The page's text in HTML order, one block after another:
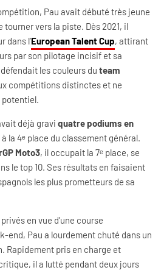
Pau avait débuté très jeune
tourner vers la piste. Dès 2021, il
dans l’European Talent Cup, attirant
par son pilotage incisif et sa
les couleurs du team
compétitions distinctes et ne
potentiel.
déjà gravi quatre podiums en
la 4ᵉ place du classement général.
Moto3, il occupait la 7ᵉ place, se
le top 10. Ses résultats en faisaient
les plus prometteurs de sa
en vue d’une course
end, Pau a lourdement chuté dans un
Rapidement pris en charge et
il a lutté pendant deux jours